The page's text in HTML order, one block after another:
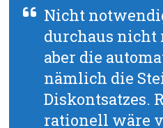
Nicht
durchaus
aber die
nämlich die
Diskontsatzes.
rationell wäre